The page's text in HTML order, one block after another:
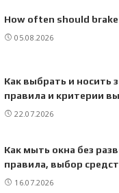
How often should
05.08.2026
Как выбрать и носить
правила и критерии
22.07.2026
Как мыть окна без
правила, выбор
16.07.2026